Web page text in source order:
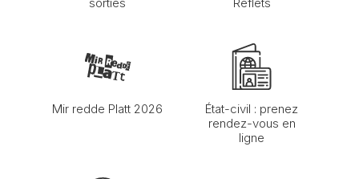
Mir redde Platt 2026
État-civil : prenez
rendez-vous en
ligne